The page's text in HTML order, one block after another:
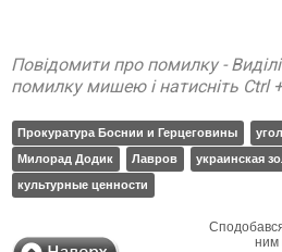
Повідомити про помилку -
помилку мишею і натисніть Ctrl
Прокуратура Боснии и Герцеговины
Милорад Додик
Лавров
украинская
культурные ценности
ним